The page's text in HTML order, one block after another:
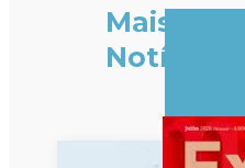
Mais
Notícias